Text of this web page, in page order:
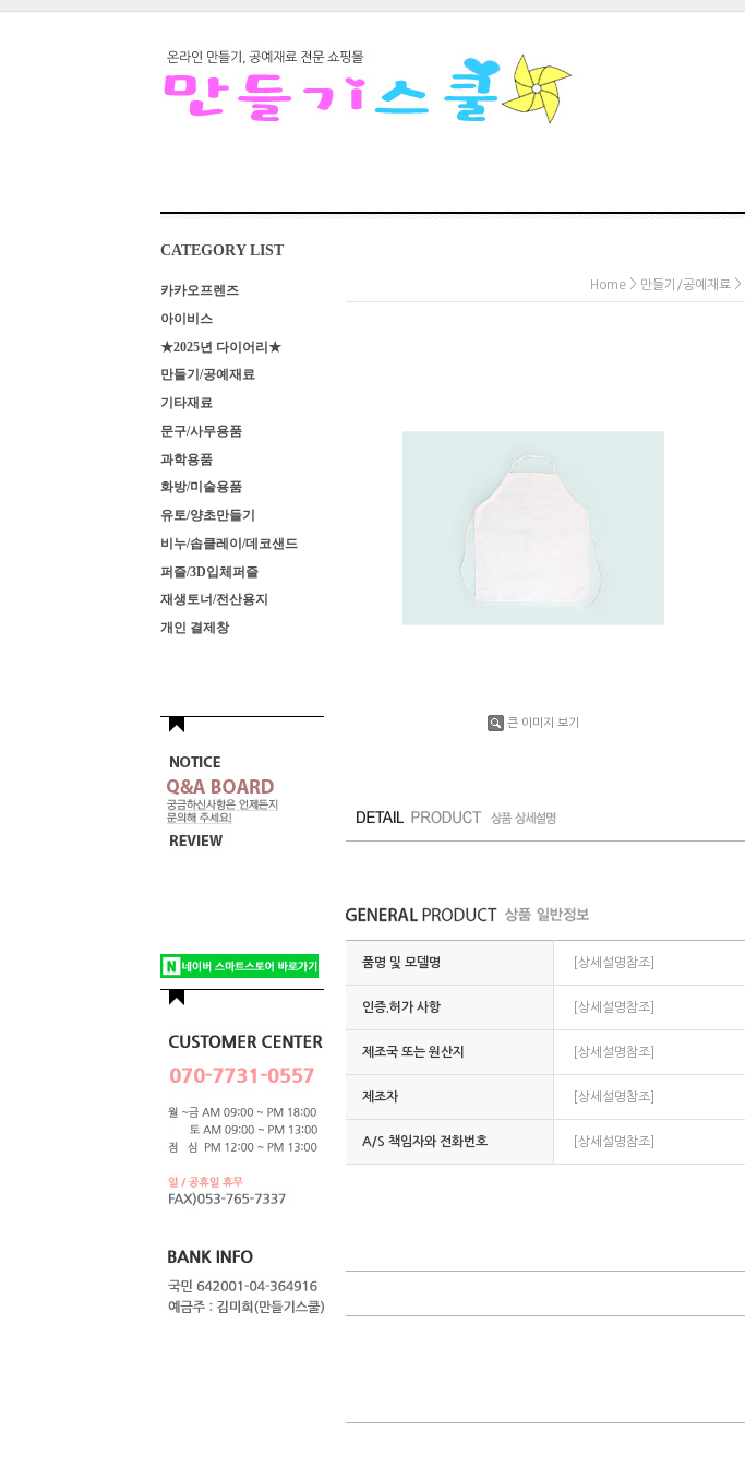
CATEGORY LIST
카카오프렌즈
아이비스
★2025년 다이어리★
만들기/공예재료
기타재료
문구/사무용품
과학용품
화방/미술용품
유토/양초만들기
비누/솝클레이/데코샌드
퍼즐/3D입체퍼즐
재생토너/전산용지
개인 결제창
Home > 만들기/공예재료 >
큰 이미지 보기
품명 및 모델명 [상세설명참조]
인증.허가 사항 [상세설명참조]
제조국 또는 원산지 [상세설명참조]
제조자 [상세설명참조]
A/S 책임자와 전화번호 [상세설명참조]